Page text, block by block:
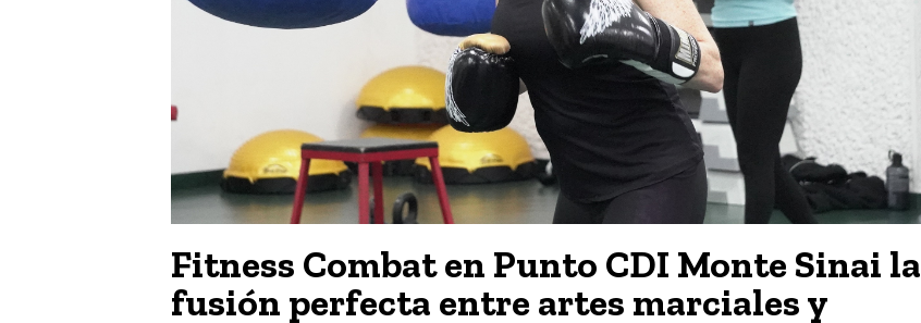
Fitness Combat en Punto CDI Monte Sinai la
fusión perfecta entre artes marciales y